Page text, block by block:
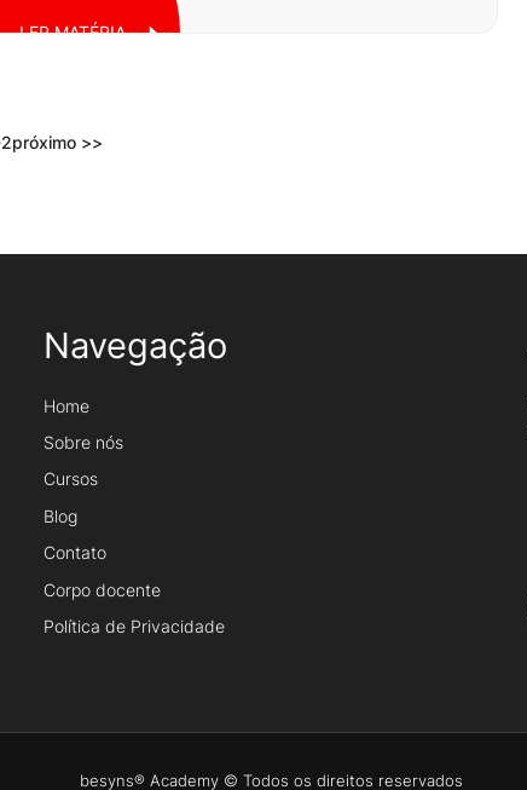
LER MATÉRIA
próximo >>
Navegação
Home
Sobre nós
Cursos
Blog
Contato
Corpo docente
Política de Privacidade
besyns® Academy © Todos os direitos reservados